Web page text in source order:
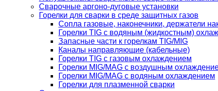
Сварочные аргоно-дуговые установки
Горелки для сварки в среде защитных газов
Сопла газовые, наконечники, держатели
Горелки TIG с водяным (жидкостным)
Запасные части к горелкам TIG/MIG
Каналы направляющие (кабельные)
Горелки TIG с газовым охлаждением
Горелки MIG/MAG с воздушным
Горелки MIG/MAG с водяным охлаждением
Горелки для плазменной сварки